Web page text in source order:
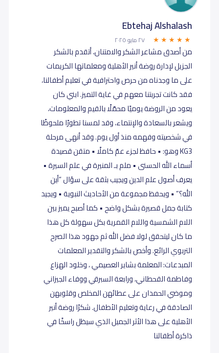
Ebtehaj Alshalash
٢٧ مايو ٢٠٢٥
من أصدق مشاعر الشكر والامتنان، أتقدم بالشكر
الجزيل لإدارة روضة أنير الأهلية ومعلماتها الكريمات
على ما وجدناه من حرص واحترافية في تعليم أطفالنا،
فقد كانت تجربتنا معهم في غاية التميز. ابني كان
يعود من الروضة يوميًا محمّلًا بالقيم والمعلومات،
ويشعر بالسعادة والإنتماء، وقد لمسنا تطورًا ملحوظًا
في شخصيته وفهمه منذ أول يوم. وقد أنهى مرحلة
KG3 وهو: • حافظ لجزء عمّ كاملًا • متقن قصيدة
أسماء الله الحسنى • ملم بـ المنيرة في علم السيرة •
يعرف أصول علم الدين ويجيب بثقة على سؤال “أين
الله؟” • ويحفظ مجموعة من الأحاديث النبوية • ويجيد
كتابة جمل قصيرة بشكل واضح • كما أصبح يميز بين
اللام الشمسية واللام القمرية بكل سهولة كل هذا
ما كان ليتحقق لولا فضل الله ثم جهود هذا الصرح
التربوي الرائع. وأخص بالشكر والتقدير المعلمات
المبدعات: المعلمة بشاير العصيمي ، وخلود الهزاع
وفاطمة القحطاني، ورابعة السبرقي ووفاء الجيزاني
وموضي الحمدان على عطائهن المخلص وقلوبهن
الصادقة في رعاية وتعليم الأطفال. شكرًا روضة أنير
الأهلية على هذا الأثر الجميل الذي سيظل راسخًا في
ذاكرة أطفالنا